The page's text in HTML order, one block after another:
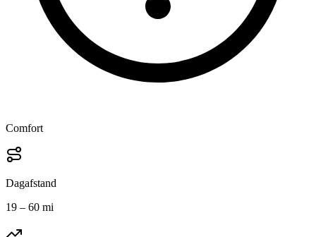
Comfort
Dagafstand
19 – 60 mi